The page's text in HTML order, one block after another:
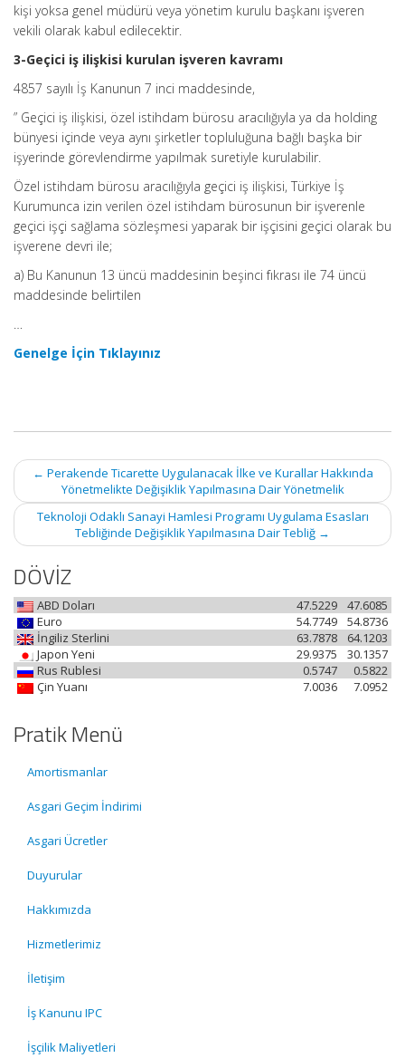
kişi yoksa genel müdürü veya yönetim kurulu başkanı işveren
vekili olarak kabul edilecektir.
3-Geçici iş ilişkisi kurulan işveren kavramı
4857 sayılı İş Kanunun 7 inci maddesinde,
” Geçici iş ilişkisi, özel istihdam bürosu aracılığıyla ya da holding
bünyesi içinde veya aynı şirketler topluluğuna bağlı başka bir
işyerinde görevlendirme yapılmak suretiyle kurulabilir.
Özel istihdam bürosu aracılığıyla geçici iş ilişkisi, Türkiye İş
Kurumunca izin verilen özel istihdam bürosunun bir işverenle
geçici işçi sağlama sözleşmesi yaparak bir işçisini geçici olarak bu
işverene devri ile;
a) Bu Kanunun 13 üncü maddesinin beşinci fıkrası ile 74 üncü
maddesinde belirtilen
…
Genelge İçin Tıklayınız
Post
navigation
← Perakende Ticarette Uygulanacak İlke ve Kurallar Hakkında
Yönetmelikte Değişiklik Yapılmasına Dair Yönetmelik
Teknoloji Odaklı Sanayi Hamlesi Programı Uygulama Esasları
Tebliğinde Değişiklik Yapılmasına Dair Tebliğ →
DÖVİZ
ABD Doları 47.6085
47.5229
Euro
54.8736
54.7749
İngiliz Sterlini
64.1203
63.7878
Japon Yeni
30.1357
29.9375
Rus Rublesi
0.5822
0.5747
Çin Yuanı
7.0952
7.0036
Pratik Menü
Amortismanlar
Asgari Geçim İndirimi
Asgari Ücretler
Duyurular
Hakkımızda
Hizmetlerimiz
İletişim
İş Kanunu IPC
İşçilik Maliyetleri